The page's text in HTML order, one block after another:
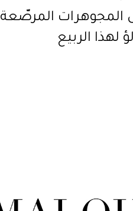
المجوهرات المرصّعة
لهذا الربيع